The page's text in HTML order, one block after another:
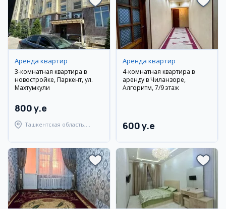
Аренда квартир
3-комнатная квартира в
новостройке, Паркент, ул.
Махтумкули
800 y.e
Ташкентская область,
Аренда квартир
4-комнатная квартира в
аренду в Чиланзоре,
Алгоритм, 7/9 этаж
600 y.e